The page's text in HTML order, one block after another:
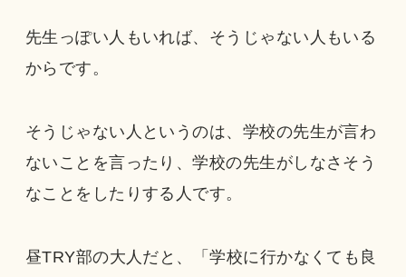
先生っぽい人もいれば、そうじゃない人もいる
からです。
そうじゃない人というのは、学校の先生が言わ
ないことを言ったり、学校の先生がしなさそう
なことをしたりする人です。
昼TRY部の大人だと、「学校に行かなくても良